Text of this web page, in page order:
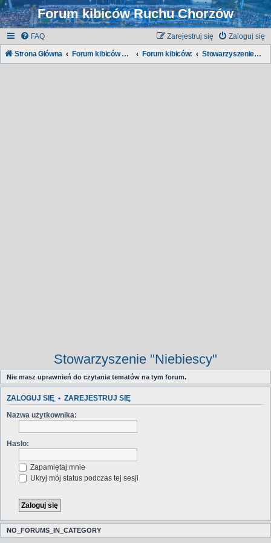
Forum kibiców Ruchu Chorzów
FAQ Zaloguj się
Zarejestruj się
Strona Główna Forum kibiców Ruchu Forum kibiców: Stowarzyszenie "Niebiescy"
Stowarzyszenie "Niebiescy"
Nie masz uprawnień do czytania tematów na tym forum.
ZALOGUJ SIĘ • ZAREJESTRUJ SIĘ
Nazwa użytkownika:
Hasło:
Zapamiętaj mnie
Ukryj mój status podczas tej sesji
NO_FORUMS_IN_CATEGORY